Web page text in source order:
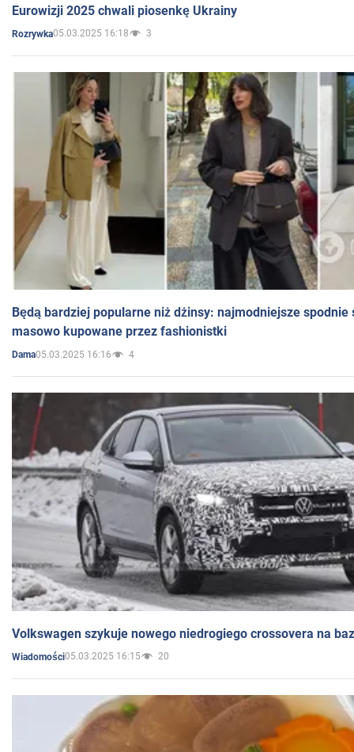
Eurowizji 2025 chwali piosenkę Ukrainy
Rozrywka05.03.2025 16:18 3
Będą bardziej popularne niż dżinsy: najmodniejsze spodnie
masowo kupowane przez fashionistki
Dama05.03.2025 16:16 4
Volkswagen szykuje nowego niedrogiego crossovera na
Wiadomości05.03.2025 16:15 20